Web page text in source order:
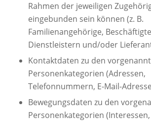
Rahmen der jeweiligen
eingebunden sein können (z. B.
Familienangehörige,
Dienstleistern und/oder
Kontaktdaten zu den
Personenkategorien (Adressen,
Telefonnummern, E-Mail-
Bewegungsdaten zu den
Personenkategorien